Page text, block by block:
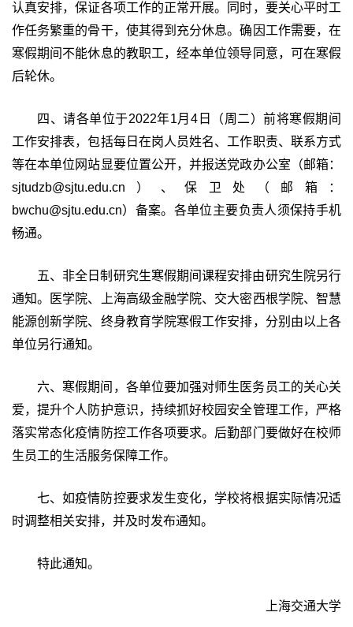
认真安排，保证各项工作的正常开展。同时，要关心平时工
作任务繁重的骨干，使其得到充分休息。确因工作需要，在
寒假期间不能休息的教职工，经本单位领导同意，可在寒假
后轮休。
四、请各单位于2022年1月4日（周二）前将寒假期间
工作安排表，包括每日在岗人员姓名、工作职责、联系方式
等在本单位网站显要位置公开，并报送党政办公室（邮箱：
sjtudzb@sjtu.edu.cn）、保卫处（邮箱：
bwchu@sjtu.edu.cn）备案。各单位主要负责人须保持手机
畅通。
五、非全日制研究生寒假期间课程安排由研究生院另行
通知。医学院、上海高级金融学院、交大密西根学院、智慧
能源创新学院、终身教育学院寒假工作安排，分别由以上各
单位另行通知。
六、寒假期间，各单位要加强对师生医务员工的关心关
爱，提升个人防护意识，持续抓好校园安全管理工作，严格
落实常态化疫情防控工作各项要求。后勤部门要做好在校师
生员工的生活服务保障工作。
七、如疫情防控要求发生变化，学校将根据实际情况适
时调整相关安排，并及时发布通知。
特此通知。
上海交通大学